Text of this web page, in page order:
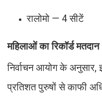
रालोमो — 4 सीटें
महिलाओं का रिकॉर्ड मतदान
निर्वाचन आयोग के अनुसार,
प्रतिशत पुरुषों से काफी